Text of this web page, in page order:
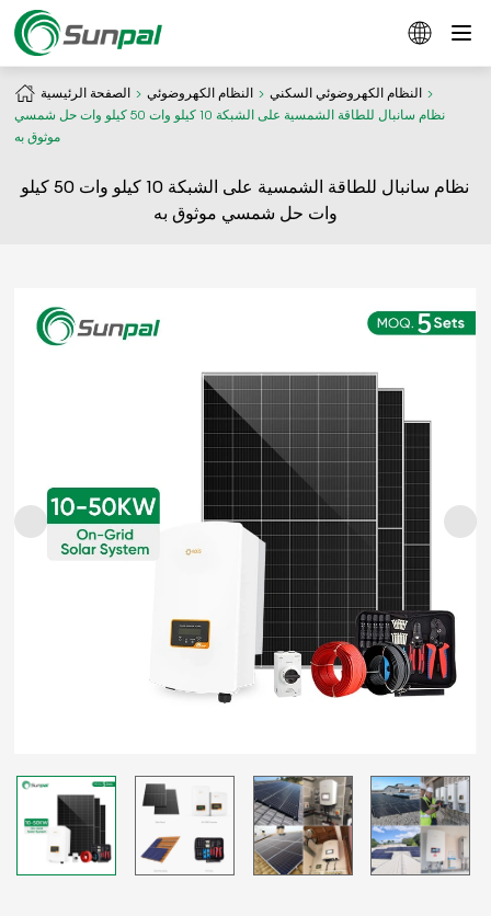
الصفحة الرئيسية النظام الكهروضوئي
النظام الكهروضوئي السكني
نظام سانبال للطاقة الشمسية على الشبكة 10 كيلو وات 50 كيلو وات حل شمسي
موثوق به
نظام سانبال للطاقة الشمسية على الشبكة 10 كيلو وات 50 كيلو
وات حل شمسي موثوق به